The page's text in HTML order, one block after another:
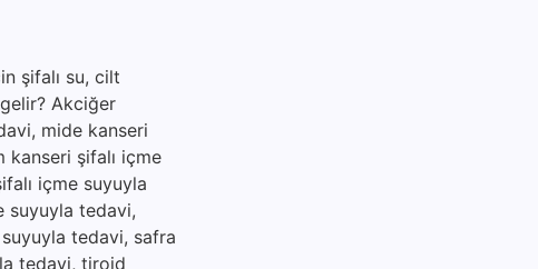
şifalı su, cilt
Akciğer
mide kanseri
kanseri şifalı içme
içme suyuyla
suyuyla tedavi,
tedavi, safra
tedavi, tiroid